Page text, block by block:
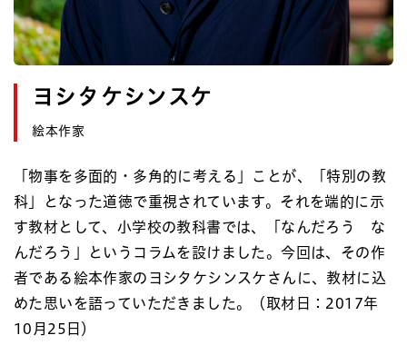
ヨシタケシンスケ
絵本作家
「物事を多面的・多角的に考える」ことが、「特別の教
科」となった道徳で重視されています。それを端的に示
す教材として、小学校の教科書では、「なんだろう な
んだろう」というコラムを設けました。今回は、その作
者である絵本作家のヨシタケシンスケさんに、教材に込
めた思いを語っていただきました。（取材日：2017年
10月25日）